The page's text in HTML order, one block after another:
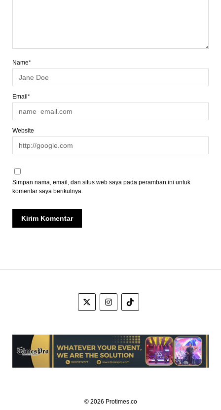
Name*
Email*
Website
Simpan nama, email, dan situs web saya pada peramban ini untuk
komentar saya berikutnya.
© 2026 Protimes.co